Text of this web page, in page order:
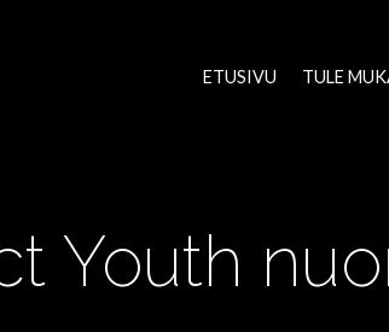
ETUSIVU TULE
Youth